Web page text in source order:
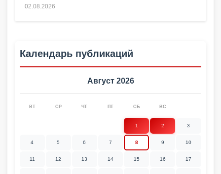
02.08.2026
Календарь публикаций
Август 2026
ВТ СР ЧТ ПТ СБ ВС
1 2 3
4 5 6 7 8 9 10
11 12 13 14 15 16 17